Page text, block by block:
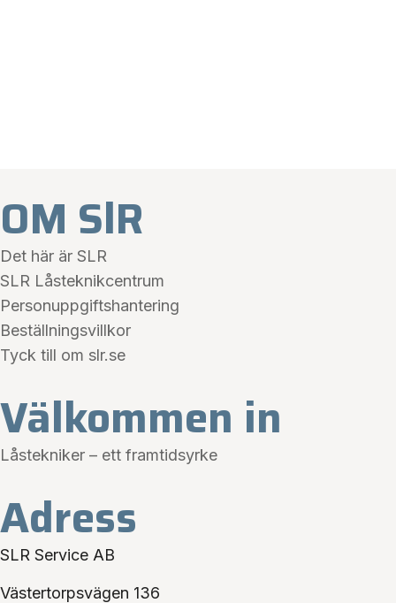
OM SlR
Det här är SLR
SLR Låsteknikcentrum
Personuppgiftshantering
Beställningsvillkor
Tyck till om slr.se
Välkommen in
Låstekniker – ett framtidsyrke
Adress
SLR Service AB
Västertorpsvägen 136